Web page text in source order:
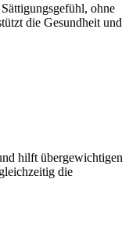
ohne
die Gesundheit und
hilft übergewichtigen
die